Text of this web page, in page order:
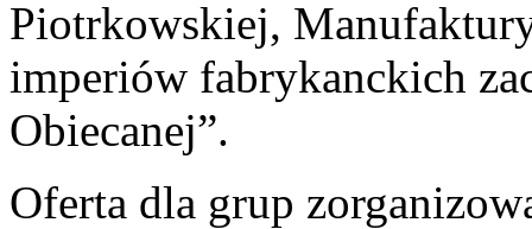
Piotrkowskiej,
imperiów fabrykanckich
Obiecanej”.
Oferta dla grup